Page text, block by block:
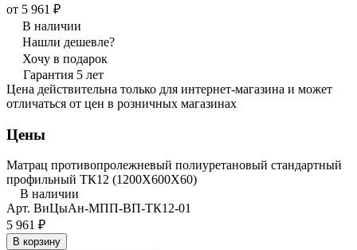
от 5 961 ₽
В наличии
Нашли дешевле?
Хочу в подарок
Гарантия 5 лет
Цена действительна только для интернет-магазина и может
отличаться от цен в розничных магазинах
Цены
Матрац противопролежневый полиуретановый стандартный
профильный ТК12 (1200Х600Х60)
В наличии
Арт. ВиЦыАн-МПП-ВП-ТК12-01
5 961 ₽
В корзину